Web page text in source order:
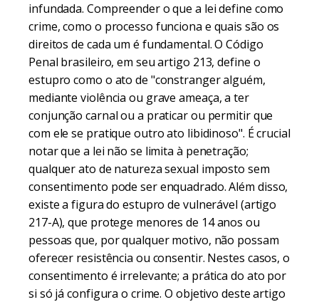
infundada. Compreender o que a lei define como
crime, como o processo funciona e quais são os
direitos de cada um é fundamental. O Código
Penal brasileiro, em seu artigo 213, define o
estupro como o ato de "constranger alguém,
mediante violência ou grave ameaça, a ter
conjunção carnal ou a praticar ou permitir que
com ele se pratique outro ato libidinoso". É crucial
notar que a lei não se limita à penetração;
qualquer ato de natureza sexual imposto sem
consentimento pode ser enquadrado. Além disso,
existe a figura do estupro de vulnerável (artigo
217-A), que protege menores de 14 anos ou
pessoas que, por qualquer motivo, não possam
oferecer resistência ou consentir. Nestes casos, o
consentimento é irrelevante; a prática do ato por
si só já configura o crime. O objetivo deste artigo